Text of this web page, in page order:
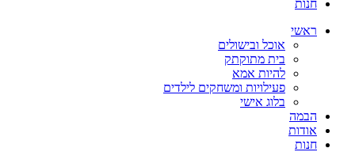
חנות
ראשי
אוכל ובישולים
בית מתוקתק
להיות אמא
פעילויות ומשחקים לילדים
בלוג אישי
הבמה
אודות
חנות